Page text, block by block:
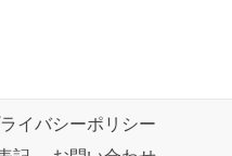
イバシーポリシー